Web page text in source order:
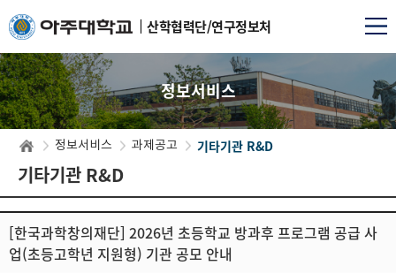
산학협력단/연구정보처
정보서비스
정보서비스 과제공고 기타기관 R&D
기타기관 R&D
[한국과학창의재단] 2026년 초등학교 방과후 프로그램 공급 사
업(초등고학년 지원형) 기관 공모 안내